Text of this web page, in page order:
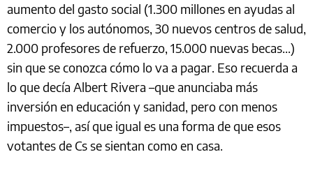
aumento del gasto social (1.300 millones en ayudas al
comercio y los autónomos, 30 nuevos centros de salud,
2.000 profesores de refuerzo, 15.000 nuevas becas...)
sin que se conozca cómo lo va a pagar. Eso recuerda a
lo que decía Albert Rivera –que anunciaba más
inversión en educación y sanidad, pero con menos
impuestos–, así que igual es una forma de que esos
votantes de Cs se sientan como en casa.